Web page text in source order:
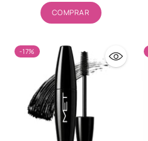
COMPRAR
-17%